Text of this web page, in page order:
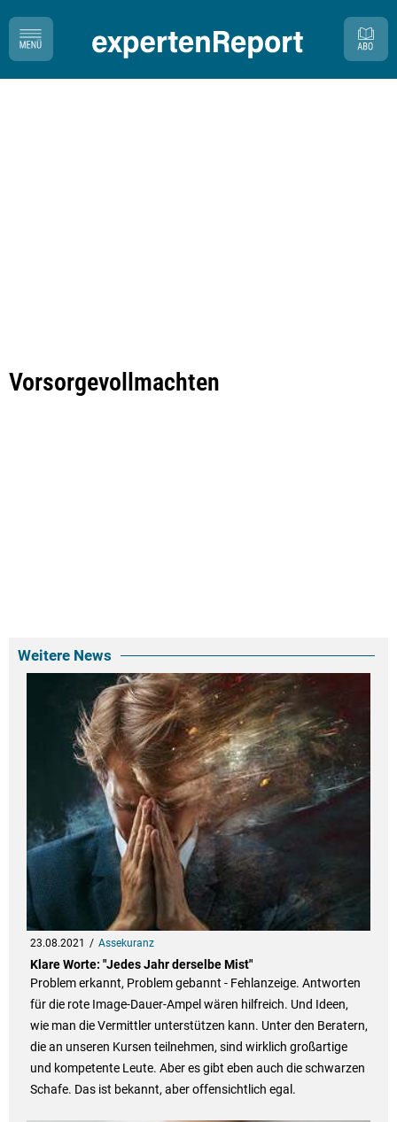
Vorsorgevollmachten
Weitere News
23.08.2021 Assekuranz
Klare Worte: "Jedes Jahr derselbe Mist"
Problem erkannt, Problem gebannt - Fehlanzeige. Antworten
für die rote Image-Dauer-Ampel wären hilfreich. Und Ideen,
wie man die Vermittler unterstützen kann. Unter den Beratern,
die an unseren Kursen teilnehmen, sind wirklich großartige
und kompetente Leute. Aber es gibt eben auch die schwarzen
Schafe. Das ist bekannt, aber offensichtlich egal.